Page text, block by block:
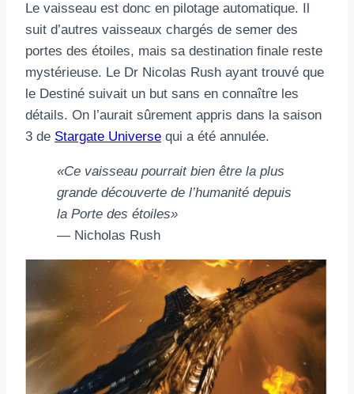
Le vaisseau est donc en pilotage automatique. Il
suit d’autres vaisseaux chargés de semer des
portes des étoiles, mais sa destination finale reste
mystérieuse. Le Dr Nicolas Rush ayant trouvé que
le Destiné suivait un but sans en connaître les
détails. On l’aurait sûrement appris dans la saison
3 de Stargate Universe qui a été annulée.
«Ce vaisseau pourrait bien être la plus
grande découverte de l’humanité depuis
la Porte des étoiles»
— Nicholas Rush